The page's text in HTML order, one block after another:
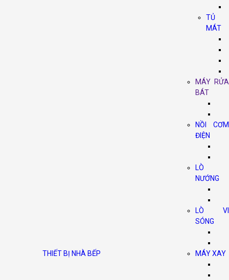
TỦ
MÁT
THIẾT BỊ NHÀ BẾP
MÁY RỬA
BÁT
NỒI CƠM
ĐIỆN
LÒ
NƯỚNG
LÒ VI
SÓNG
MÁY XAY